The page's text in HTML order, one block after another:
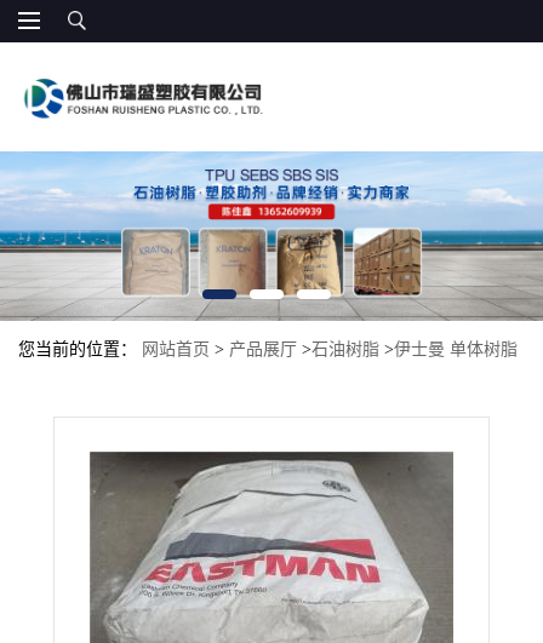
您当前的位置： 网站首页 > 产品展厅 >石油树脂 >伊士曼 单体树脂